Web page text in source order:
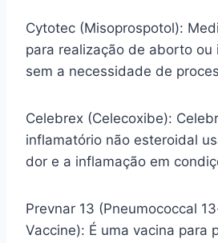
Cytotec (Misoprospotol):
para realização de aborto
sem a necessidade de
Celebrex (Celecoxibe):
inflamatório não esteroidal
dor e a inflamação em
Prevnar 13 (Pneumococcal
Vaccine): É uma vacina para